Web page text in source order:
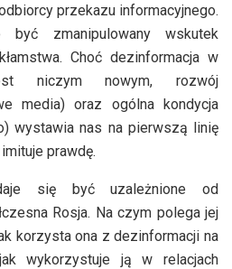
przekazu informacyjnego.
być zmanipulowany wskutek
Choć dezinformacja w
niczym nowym, rozwój
media) oraz ogólna kondycja
wystawia nas na pierwszą linię
prawdę.
się być uzależnione od
Rosja. Na czym polega jej
korzysta ona z dezinformacji na
wykorzystuje ją w relacjach